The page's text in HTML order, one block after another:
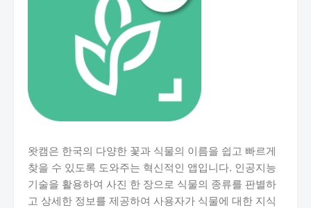
왓캠은 한국의 다양한 꽃과 식물의 이름을 쉽고 빠르게
찾을 수 있도록 도와주는 혁신적인 앱입니다. 인공지능
기술을 활용하여 사진 한 장으로 식물의 종류를 판별하
고 상세한 정보를 제공하여 사용자가 식물에 대한 지식